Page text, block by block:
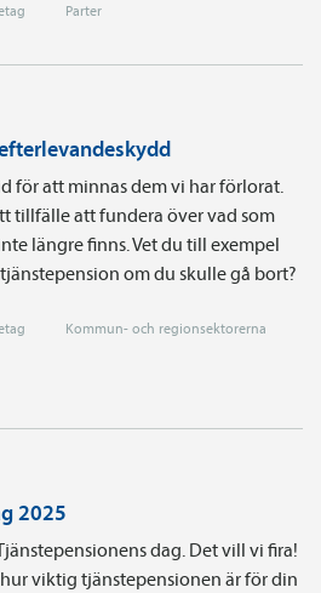
Parter
för att minnas dem vi har förlorat.
tillfälle att fundera över vad som
längre finns. Vet du till exempel
om du skulle gå bort?
Kommun- och regionsektorerna
2025
dag. Det vill vi fira!
viktig tjänstepensionen är för din